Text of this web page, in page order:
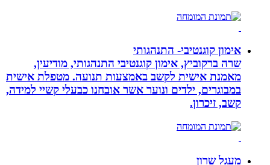
אימון קוגנטיבי- התנהגותי
שרה ברקוביץ, אימון קוגנטיבי התנהגותי, מודיעין,
מאמנת אישית לקשב באמצעות תנועה. מטפלת אישית
במבוגרים, ילדים ונוער אשר אובחנו כבעלי קשיי למידה,
קשב, זיכרון.
מעגל שרון